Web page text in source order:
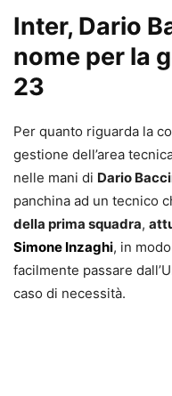
Inter, Dario
nome per la
23
Per quanto riguarda la
gestione dell’area
nelle mani di Dario
panchina ad un tecnico
della prima squadra,
Simone Inzaghi, in
facilmente passare
caso di necessità.